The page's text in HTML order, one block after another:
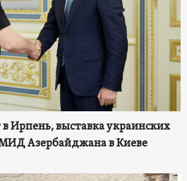
Ирпень, выставка украинских
Азербайджана в Киеве